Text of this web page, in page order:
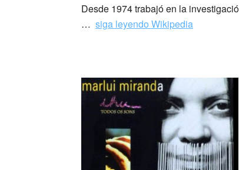
Desde 1974 trabajó en la
… siga leyendo Wikipedia